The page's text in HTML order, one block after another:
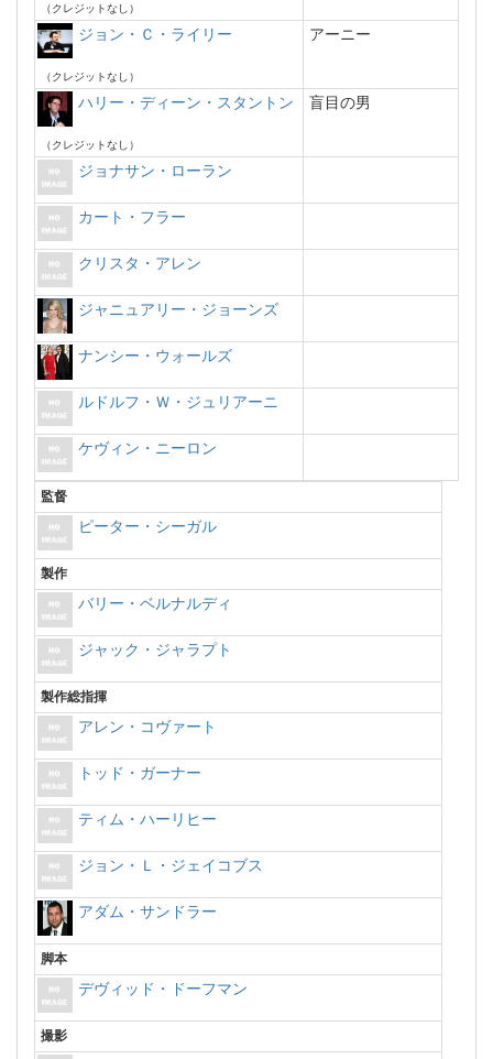
（クレジットなし）
ジョン・Ｃ・ライリー
（クレジットなし）
アーニー
ハリー・ディーン・スタントン
（クレジットなし）
盲目の男
ジョナサン・ローラン
カート・フラー
クリスタ・アレン
ジャニュアリー・ジョーンズ
ナンシー・ウォールズ
ルドルフ・Ｗ・ジュリアーニ
ケヴィン・ニーロン
監督
ピーター・シーガル
製作
バリー・ベルナルディ
ジャック・ジャラプト
製作総指揮
アレン・コヴァート
トッド・ガーナー
ティム・ハーリヒー
ジョン・Ｌ・ジェイコブス
アダム・サンドラー
脚本
デヴィッド・ドーフマン
撮影